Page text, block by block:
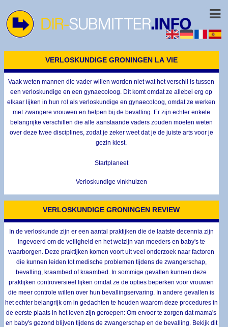
VERLOSKUNDIGE GRONINGEN LA VIE
Vaak weten mannen die vader willen worden niet wat het verschil is tussen
een verloskundige en een gynaecoloog. Dit komt omdat ze allebei erg op
elkaar lijken in hun rol als verloskundige en gynaecoloog, omdat ze werken
met zwangere vrouwen en helpen bij de bevalling. Er zijn echter enkele
belangrijke verschillen die alle aanstaande vaders zouden moeten weten
over deze twee disciplines, zodat je zeker weet dat je de juiste arts voor je
gezin kiest.
Startplaneet
Verloskundige vinkhuizen
VERLOSKUNDIGE GRONINGEN REVIEW
In de verloskunde zijn er een aantal praktijken die de laatste decennia zijn
ingevoerd om de veiligheid en het welzijn van moeders en baby's te
waarborgen. Deze praktijken komen voort uit veel onderzoek naar factoren
die kunnen leiden tot medische problemen tijdens de zwangerschap,
bevalling, kraambed of kraambed. In sommige gevallen kunnen deze
praktijken controversieel lijken omdat ze de opties beperken voor vrouwen
die meer controle willen over hun bevallingservaring. In andere gevallen is
het echter belangrijk om in gedachten te houden waarom deze procedures in
de eerste plaats in het leven zijn geroepen: Om ervoor te zorgen dat mama's
en baby's gezond blijven tijdens de zwangerschap en de bevalling. Bekijk dit